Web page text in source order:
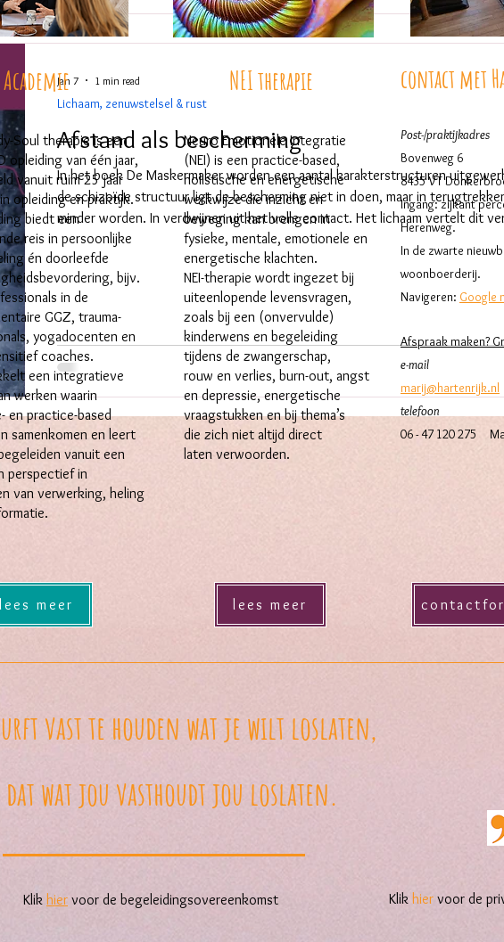
Afstand als bescherming
In het boek De Maskermaker worden een aantal karakterstructuren
de schizoïde structuur ligt de bescherming niet in doen, maar in
minder worden. In verdwijnen uit het volle contact. Het lichaam vertelt dit
vaak zacht. Weinig spierspanning. Een houding die zich iets terughoudt uit de
wereld. De adem hoog of nauwelijks merkbaar. Alsof aanwezig zijn te veel
Niet omdat nabijheid onbelangrijk is, maar omdat het ooit te vroeg, te leeg
Lichaam, zenuwstelsel & rust
Jan 7 1 min read
Academie
Soul therapie is een
opleiding van één jaar,
vanuit ruim 25 jaar
opleiding en praktijk.
biedt een
reis in persoonlijke
én doorleefde
bijv.
in de
GGZ, trauma-
yogadocenten en
coaches.
een integratieve
werken waarin
en practice-based
samenkomen en leert
vanuit een
perspectief in
van verwerking, heling
NEI therapie
Neuro Emotionele Integratie
(NEI) is een practice-based,
holistische en energetische
werkwijze die inzicht en
beweging kan brengen in
fysieke, mentale, emotionele en
energetische klachten.
NEI-therapie wordt ingezet bij
uiteenlopende levensvragen,
zoals bij een (onvervulde)
kinderwens en begeleiding
tijdens de zwangerschap,
rouw en verlies, burn-out, angst
en depressie, energetische
vraagstukken en bij thema’s
die zich niet altijd direct
laten verwoorden.
contact met
Post-/praktijkadres
Bovenweg 6
8435 VT
Ingang: zijkant
Herenweg.
In de zwarte
woonboerderij.
Navigeren: Google
Afspraak maken?
e-mail
marij@hartenrijk.nl
telefoon
06 - 47 120 275
lees meer lees meer
Klik hiervoor de
Klik hier voor de begeleidingsovereenkomst
vast te houden wat je wilt loslaten,
wat jou vasthoudt jou loslaten.